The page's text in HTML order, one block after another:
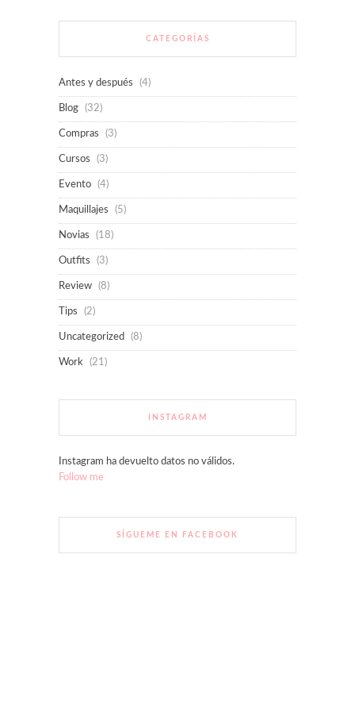
CATEGORÍAS
Antes y después (4)
Blog (32)
Compras (3)
Cursos (3)
Evento (4)
Maquillajes (5)
Novias (18)
Outfits (3)
Review (8)
Tips (2)
Uncategorized (8)
Work (21)
INSTAGRAM
Instagram ha devuelto datos no válidos.
Follow me
SÍGUEME EN FACEBOOK